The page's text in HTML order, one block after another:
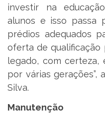
investir na
alunos e isso passa
prédios adequados
oferta de qualificação
legado, com certeza,
por várias gerações”,
Silva.
Manutenção